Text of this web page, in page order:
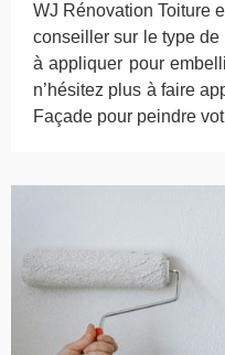
WJ Rénovation Toiture
conseiller sur le type
à appliquer pour
n’hésitez plus à faire
Façade pour peindre